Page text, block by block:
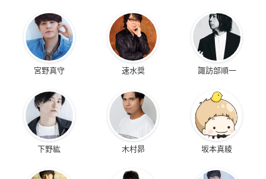
宮野真守 速水奨 諏訪部順一
下野紘 木村昴 坂本真綾